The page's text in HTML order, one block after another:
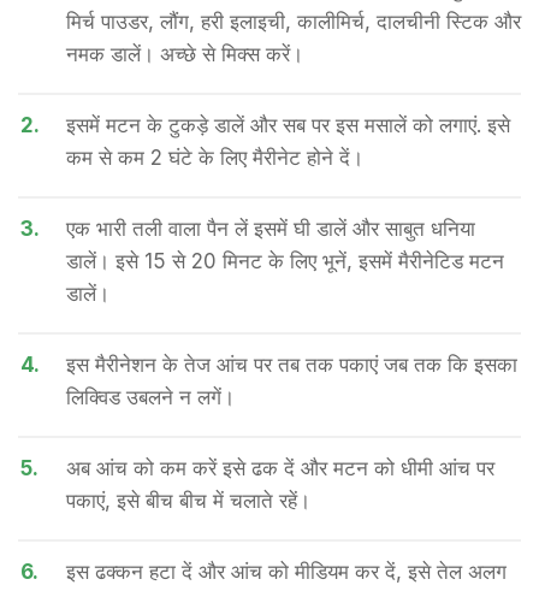
मिर्च पाउडर, लौंग, हरी इलाइची, कालीमिर्च, दालचीनी स्टिक और
नमक डालें। अच्छे से मिक्स करें।
2.
इसमें मटन के टुकड़े डालें और सब पर इस मसालें को लगाएं. इसे
कम से कम 2 घंटे के लिए मैरीनेट होने दें।
3.
एक भारी तली वाला पैन लें इसमें घी डालें और साबुत धनिया
डालें। इसे 15 से 20 मिनट के लिए भूनें, इसमें मैरीनेटिड मटन
डालें।
4.
इस मैरीनेशन के तेज आंच पर तब तक पकाएं जब तक कि इसका
लिक्विड उबलने न लगें।
5.
अब आंच को कम करें इसे ढक दें और मटन को धीमी आंच पर
पकाएं, इसे बीच बीच में चलाते रहें।
6.
इस ढक्कन हटा दें और आंच को मीडियम कर दें, इसे तेल अलग